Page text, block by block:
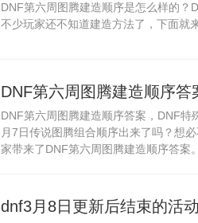
DNF第六周图腾建造顺序是怎么样的？
不少玩家还不知道建造方法了，下面就
DNF第六周图腾建造顺序
序
DNF第六周图腾建造顺序答案，DNF
月7日传说图腾组合顺序出来了吗？想
家带来了DNF第六周图腾建造顺序答案
dnf3月8日更新后结束的活